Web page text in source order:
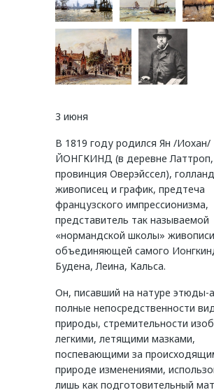
3 июня
В 1819 году родился Ян /Иохан/
ЙОНГКИНД (в деревне Латтроп,
провинция Оверэйссел),
живописец и график, предтеча
французского импрессионизма,
представитель так называемой
«нормандской школы»
объединяющей самого
Будена, Леина, Кальса.
Он, писавший на натуре этюды-
полные непосредственности
природы, стремительности
легкими, летящими мазками,
поспевающими за
природе изменениями,
лишь как подготовительный